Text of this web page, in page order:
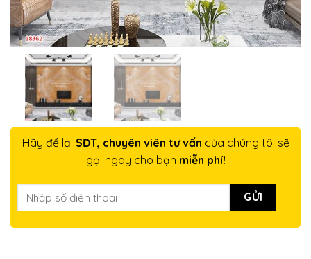
Hãy để lại SĐT, chuyên viên tư vấn của chúng tôi sẽ
gọi ngay cho bạn miễn phí!